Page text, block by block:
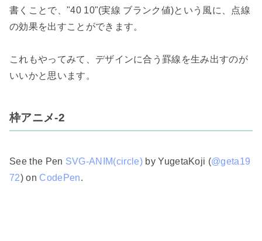
書くことで、"40 10"(実線 ブランク値)という風に、点線
の効果を出すことができます。
これもやってみて、デザインに合う罫線を生み出すのが
いいかと思います。
枠アニメ-2
See the Pen SVG-ANIM(circle) by YugetaKoji (@geta19
72) on CodePen.